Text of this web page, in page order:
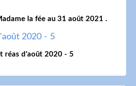
la fée au 31 août 2021 .
réas d'août 2020 - 5